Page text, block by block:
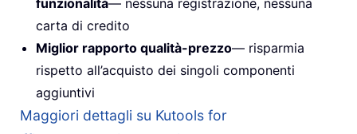
carta di credito
Miglior rapporto qualità-prezzo— risparmia
rispetto all’acquisto dei singoli componenti
aggiuntivi
Maggiori dettagli su Kutools for